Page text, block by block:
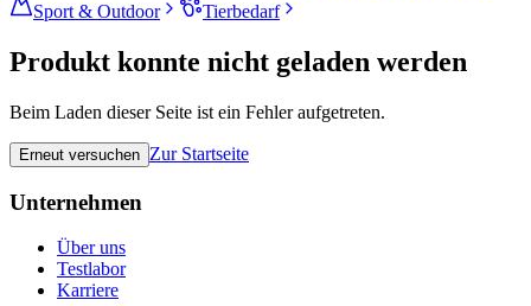
Sport & Outdoor
Tierbedarf
Produkt konnte nicht geladen werden
Beim Laden dieser Seite ist ein Fehler aufgetreten.
Erneut versuchen Zur Startseite
Unternehmen
Über uns
Testlabor
Karriere